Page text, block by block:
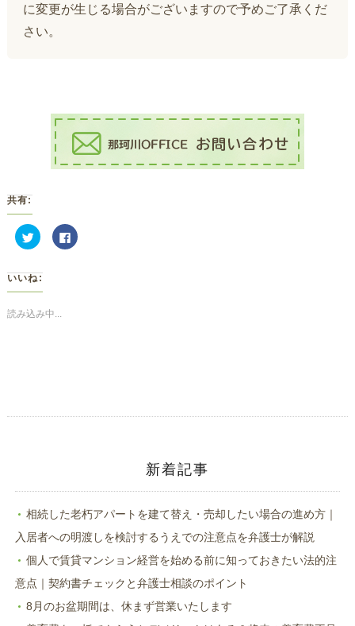
に変更が生じる場合がございますので予めご了承くだ
さい。
共有:
ク
リ
し
て
Twitter
共
有
開
Facebook
で
し
開
ま
す)
いいね:
読み込み中...
新着記事
相続した老朽アパートを建て替え・売却したい場合の進め方｜
入居者への明渡しを検討するうえでの注意点を弁護士が解説
個人で賃貸マンション経営を始める前に知っておきたい法的注
意点｜契約書チェックと弁護士相談のポイント
8月のお盆期間は、休まず営業いたします